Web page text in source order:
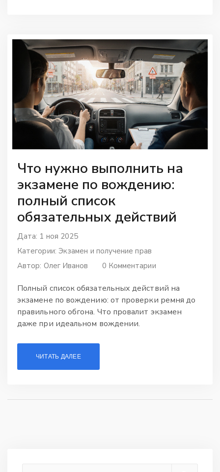
Что нужно выполнить на
экзамене по вождению:
полный список
обязательных действий
Дата: 1 ноя 2025
Категории: Экзамен и получение прав
Автор: Олег Иванов 0 Комментарии
Полный список обязательных действий на
экзамене по вождению: от проверки ремня до
правильного обгона. Что провалит экзамен
даже при идеальном вождении.
ЧИТАТЬ ДАЛЕЕ